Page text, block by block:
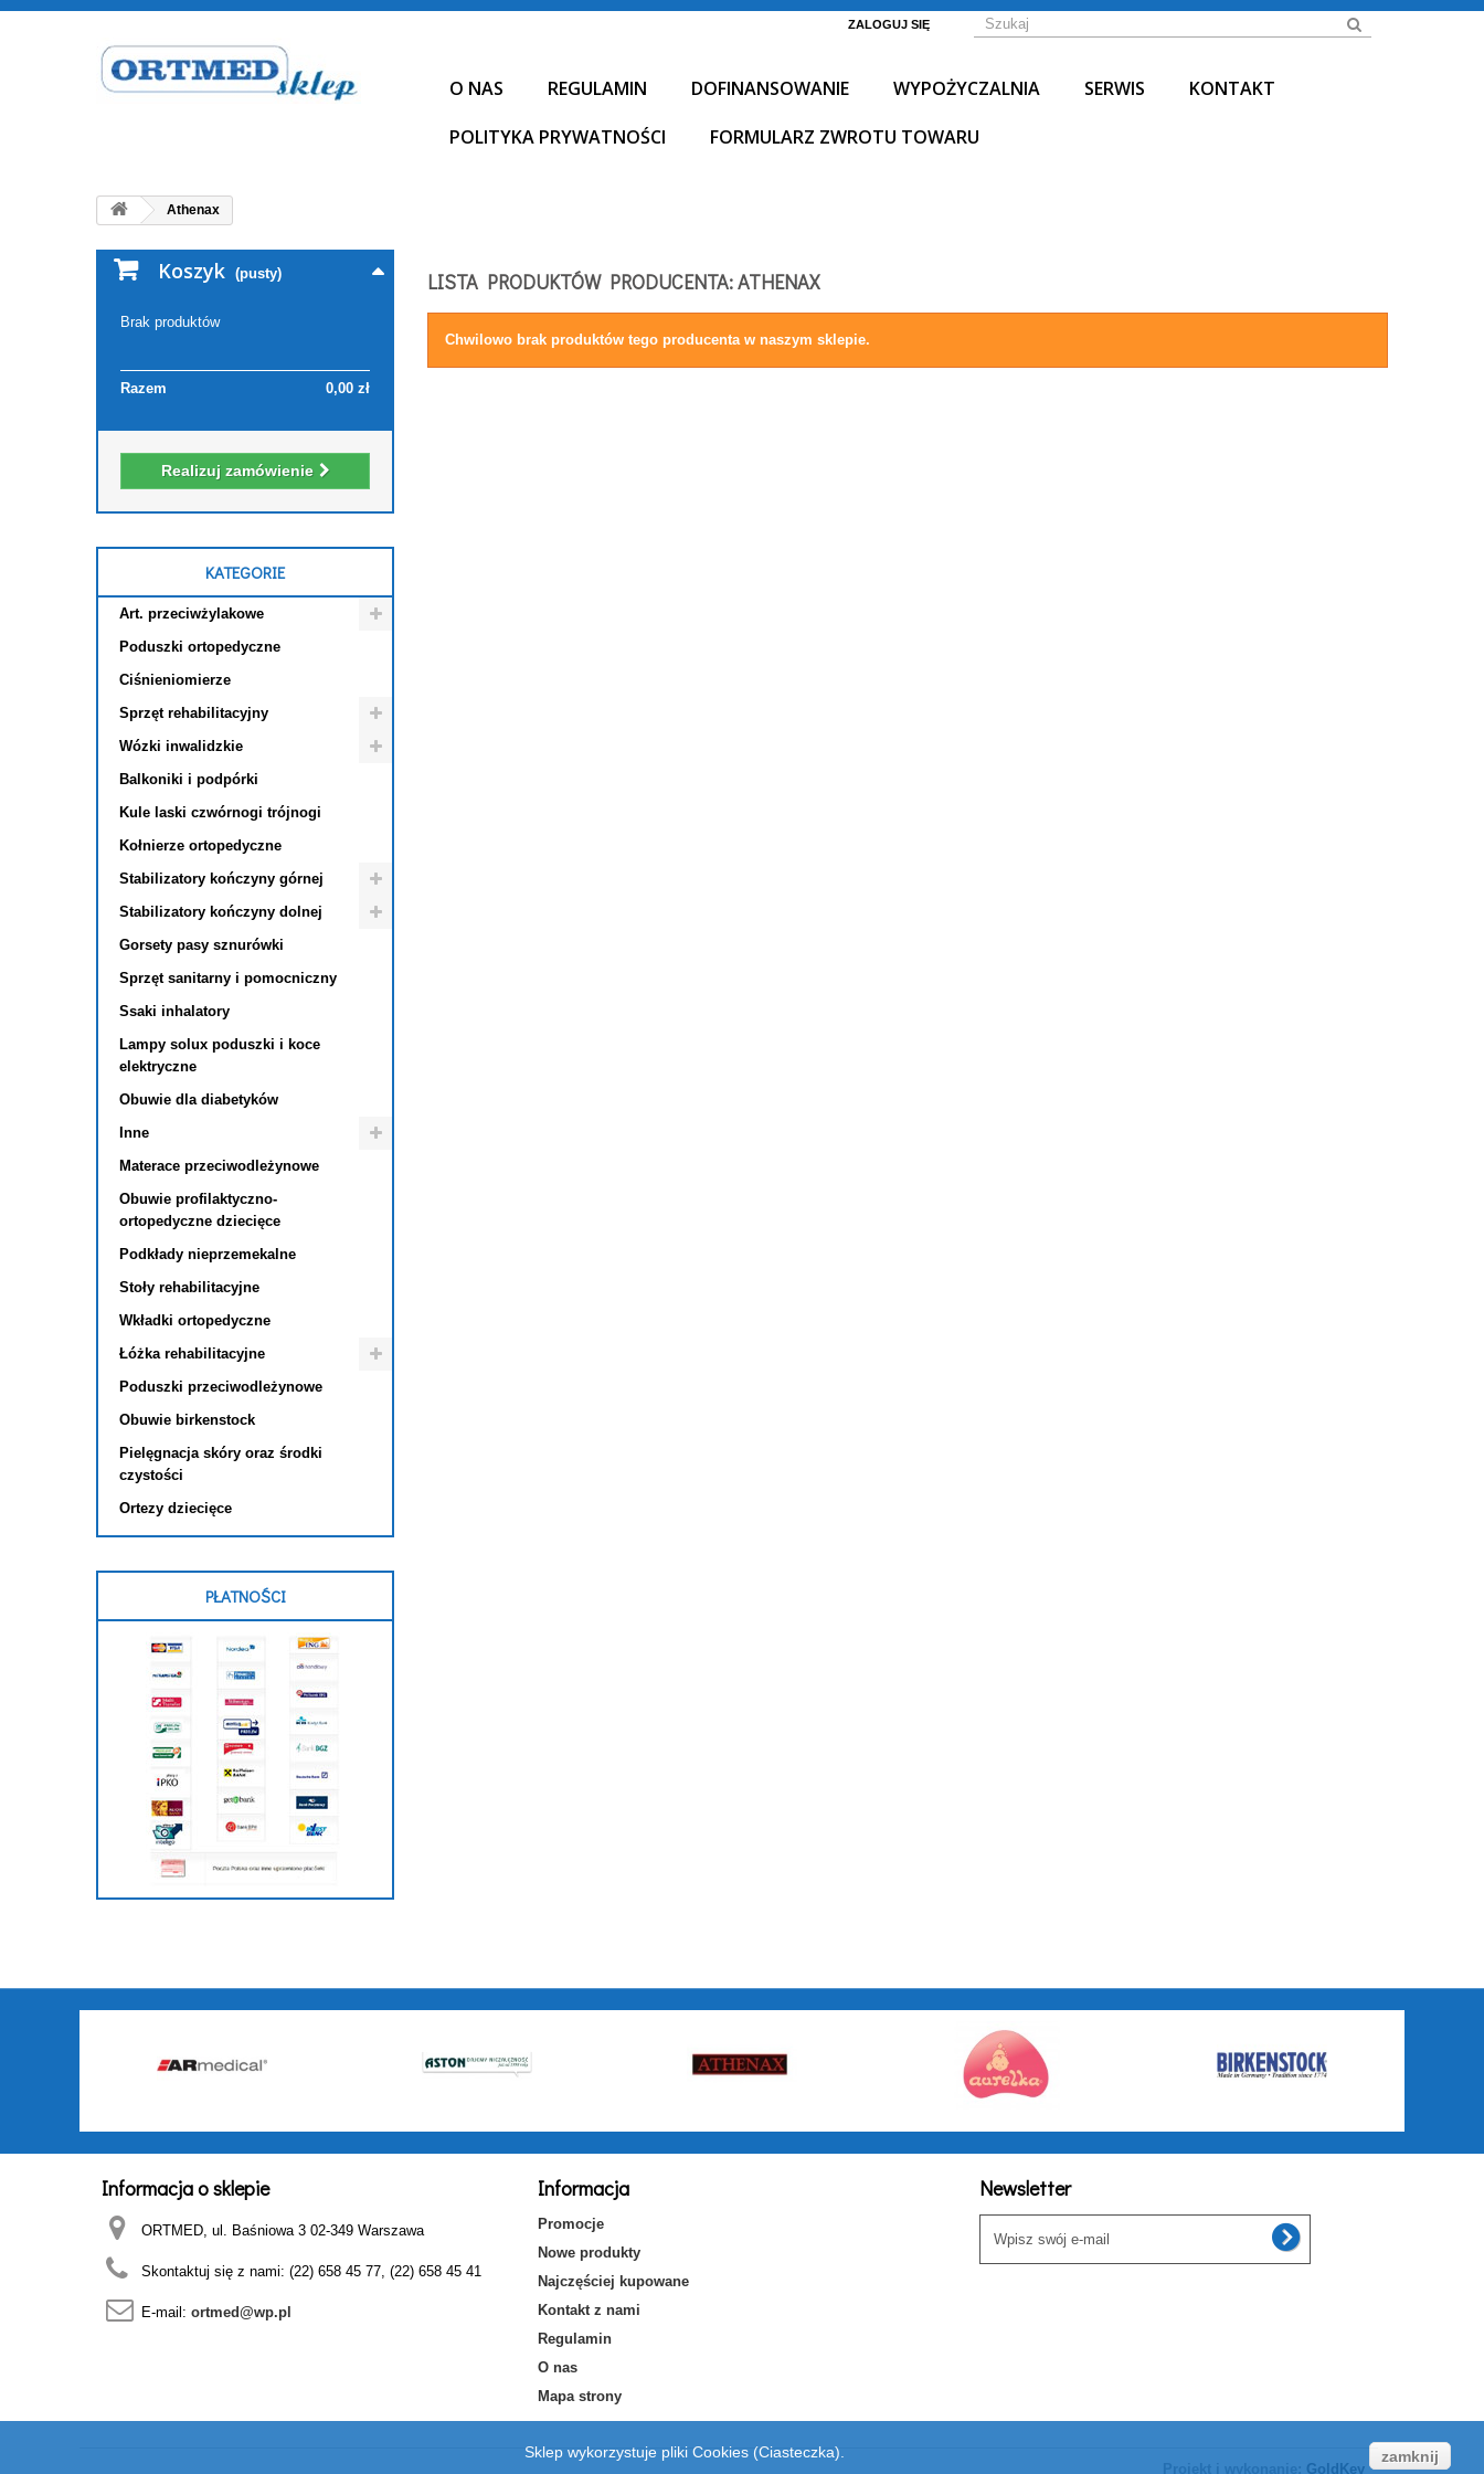
ZALOGUJ SIĘ
O NAS REGULAMIN DOFINANSOWANIE WYPOŻYCZALNIA SERWIS
KONTAKT
POLITYKA PRYWATNOŚCI
FORMULARZ ZWROTU TOWARU
Athenax
Koszyk (pusty)
Brak produktów
0,00 zł
Razem
Realizuj zamówienie
KATEGORIE
Art. przeciwżylakowe
Poduszki ortopedyczne
Ciśnieniomierze
Sprzęt rehabilitacyjny
Wózki inwalidzkie
Balkoniki i podpórki
Kule laski czwórnogi trójnogi
Kołnierze ortopedyczne
Stabilizatory kończyny górnej
Stabilizatory kończyny dolnej
Gorsety pasy sznurówki
Sprzęt sanitarny i pomocniczny
Ssaki inhalatory
Lampy solux poduszki i koce
elektryczne
Obuwie dla diabetyków
Inne
Materace przeciwodleżynowe
Obuwie profilaktyczno-
ortopedyczne dziecięce
Podkłady nieprzemekalne
Stoły rehabilitacyjne
Wkładki ortopedyczne
Łóżka rehabilitacyjne
Poduszki przeciwodleżynowe
Obuwie birkenstock
Pielęgnacja skóry oraz środki
czystości
Ortezy dziecięce
PŁATNOŚCI
LISTA PRODUKTÓW PRODUCENTA: ATHENAX
Chwilowo brak produktów tego producenta w naszym sklepie.
Informacja o sklepie
ORTMED, ul. Baśniowa 3 02-349 Warszawa
Skontaktuj się z nami: (22) 658 45 77, (22) 658 45 41
E-mail: ortmed@wp.pl
Informacja
Promocje
Nowe produkty
Najczęściej kupowane
Kontakt z nami
Regulamin
O nas
Mapa strony
Newsletter
Sklep wykorzystuje pliki Cookies (Ciasteczka). zamknij
GoldKey